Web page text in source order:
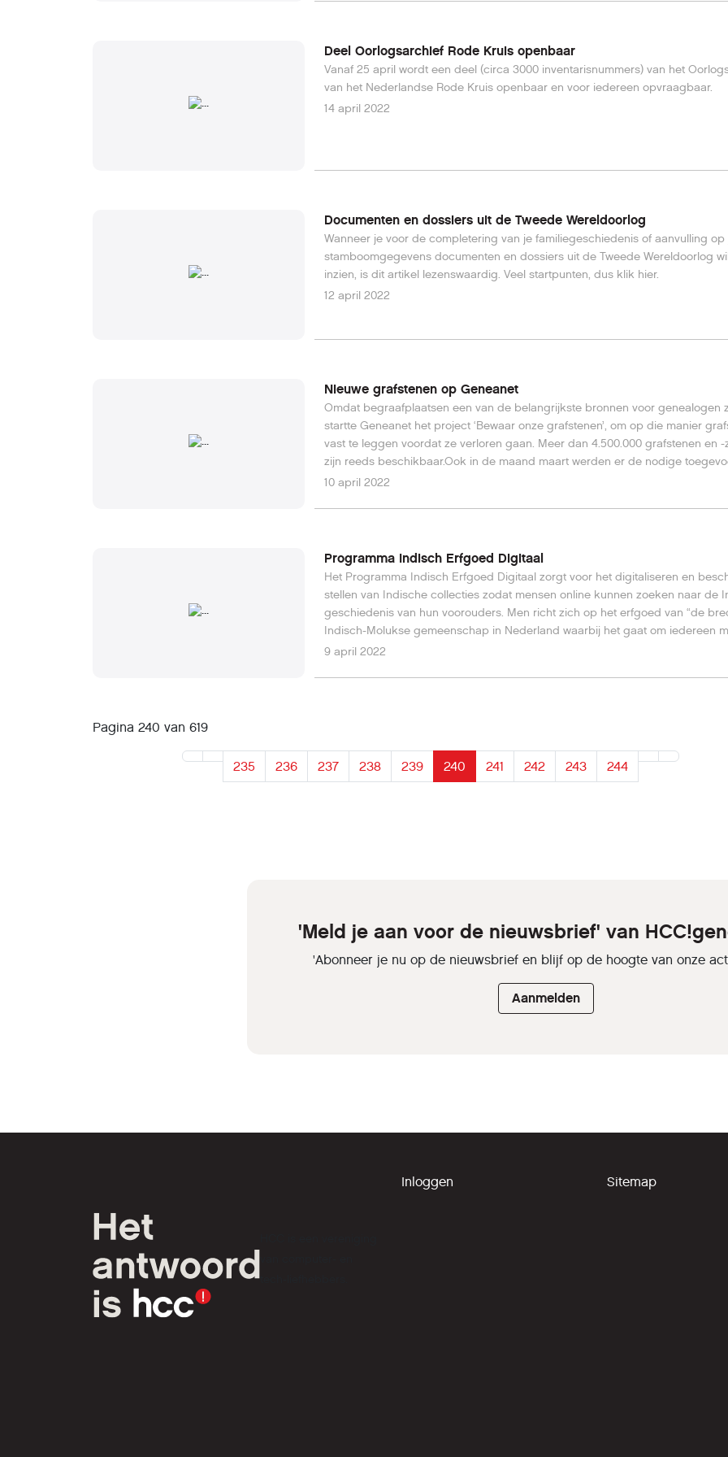
Deel Oorlogsarchief Rode Kruis openbaar
Vanaf 25 april wordt een deel (circa 3000 inventarisnummers) van het
van het Nederlandse Rode Kruis openbaar en voor iedereen opvraagbaar.
14 april 2022
Documenten en dossiers uit de Tweede Wereldoorlog
Wanneer je voor de completering van je familiegeschiedenis of aanvulling op
stamboomgegevens documenten en dossiers uit de Tweede Wereldoorlog
inzien, is dit artikel lezenswaardig. Veel startpunten, dus klik hier.
12 april 2022
Nieuwe grafstenen op Geneanet
Omdat begraafplaatsen een van de belangrijkste bronnen voor genealogen
startte Geneanet het project ‘Bewaar onze grafstenen’, om op die manier
vast te leggen voordat ze verloren gaan. Meer dan 4.500.000 grafstenen en -
zijn reeds beschikbaar.Ook in de maand maart werden er de nodige
Lees hier verder.
10 april 2022
Programma Indisch Erfgoed Digitaal
Het Programma Indisch Erfgoed Digitaal zorgt voor het digitaliseren en
stellen van Indische collecties zodat mensen online kunnen zoeken naar de
geschiedenis van hun voorouders. Men richt zich op het erfgoed van “de
Indisch-Molukse gemeenschap in Nederland waarbij het gaat om iedereen
wortels in voormalig Nederlands-Indië, die zelf of van wie de voorouder(s) door
9 april 2022
Pagina 240 van 619
235 236 237 238 239 240 241 242 243 244
'Meld je aan voor de nieuwsbrief' van
'Abonneer je nu op de nieuwsbrief en blijf op de hoogte van onze
Aanmelden
tech-liefhebbers.
Inloggen Sitemap